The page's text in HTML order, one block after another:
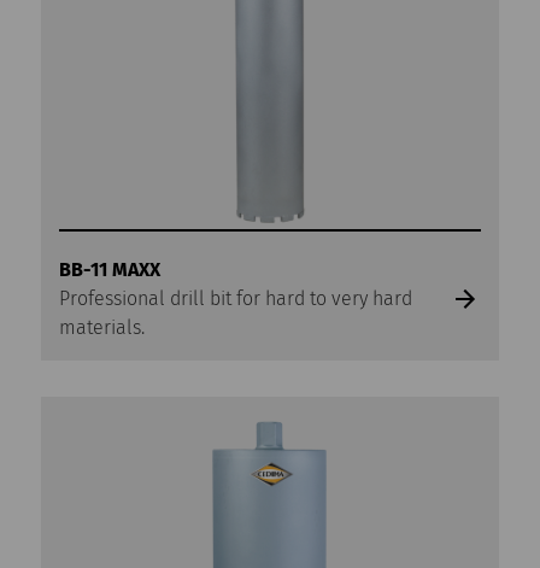
BB-11 MAXX
Professional drill bit for hard to very hard
materials.